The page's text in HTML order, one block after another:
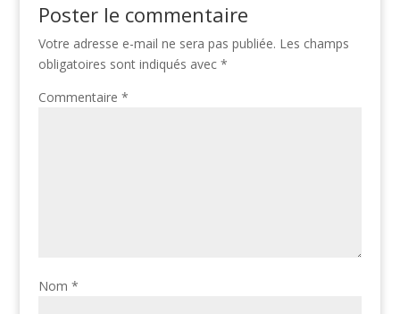
Poster le commentaire
Votre adresse e-mail ne sera pas publiée. Les champs
obligatoires sont indiqués avec *
Commentaire *
Nom *